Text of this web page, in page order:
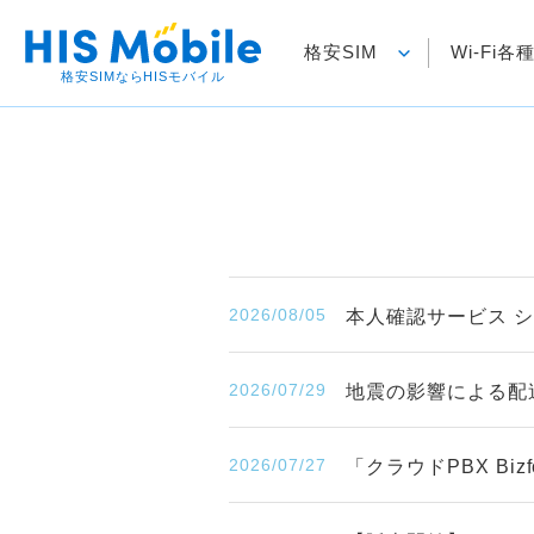
格安SIMならHISモバイル
格安SIM Wi-Fi各
2026/08/05 本人確認サービス
2026/07/29 地震の影響による
2026/07/27 「クラウドPBX